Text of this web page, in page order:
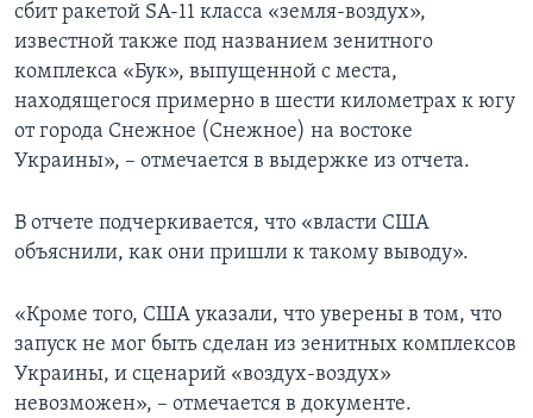
сбит ракетой SA-11 класса «земля-воздух»,
известной также под названием зенитного
комплекса «Бук», выпущенной с места,
находящегося примерно в шести километрах к югу
от города Снежное (Снежное) на востоке
Украины», – отмечается в выдержке из отчета.
В отчете подчеркивается, что «власти США
объяснили, как они пришли к такому выводу».
«Кроме того, США указали, что уверены в том, что
запуск не мог быть сделан из зенитных комплексов
Украины, и сценарий «воздух-воздух»
невозможен», – отмечается в документе.